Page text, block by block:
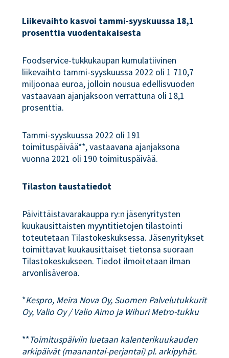
Liikevaihto kasvoi tammi-syyskuussa 18,1
prosenttia vuodentakaisesta
Foodservice-tukkukaupan kumulatiivinen
liikevaihto tammi-syyskuussa 2022 oli 1 710,7
miljoonaa euroa, jolloin nousua edellisvuoden
vastaavaan ajanjaksoon verrattuna oli 18,1
prosenttia.
Tammi-syyskuussa 2022 oli 191
toimituspäivää**, vastaavana ajanjaksona
vuonna 2021 oli 190 toimituspäivää.
Tilaston taustatiedot
Päivittäistavarakauppa ry:n jäsenyritysten
kuukausittaisten myyntitietojen tilastointi
toteutetaan Tilastokeskuksessa. Jäsenyritykset
toimittavat kuukausittaiset tietonsa suoraan
Tilastokeskukseen. Tiedot ilmoitetaan ilman
arvonlisäveroa.
*Kespro, Meira Nova Oy, Suomen Palvelutukkurit
Oy, Valio Oy / Valio Aimo ja Wihuri Metro-tukku
**Toimituspäiviin luetaan kalenterikuukauden
arkipäivät (maanantai-perjantai) pl. arkipyhät.